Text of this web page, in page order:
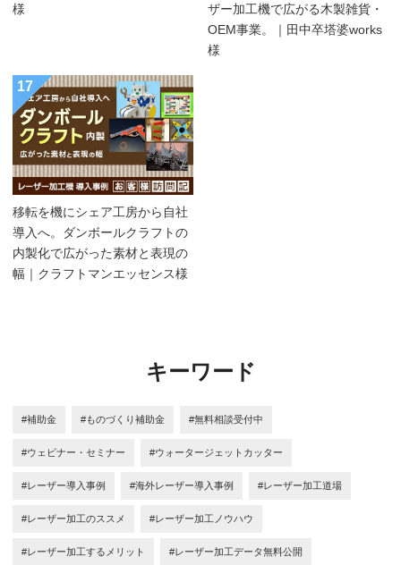
様
ザー加工機で広がる木製雑貨・
OEM事業。｜田中卒塔婆works
様
17
移転を機にシェア工房から自社
導入へ。ダンボールクラフトの
内製化で広がった素材と表現の
幅｜クラフトマンエッセンス様
キーワード
#補助金 #ものづくり補助金 #無料相談受付中
#ウェビナー・セミナー #ウォータージェットカッター
#レーザー導入事例 #海外レーザー導入事例 #レーザー加工道場
#レーザー加工のススメ #レーザー加工ノウハウ
#レーザー加工するメリット #レーザー加工データ無料公開